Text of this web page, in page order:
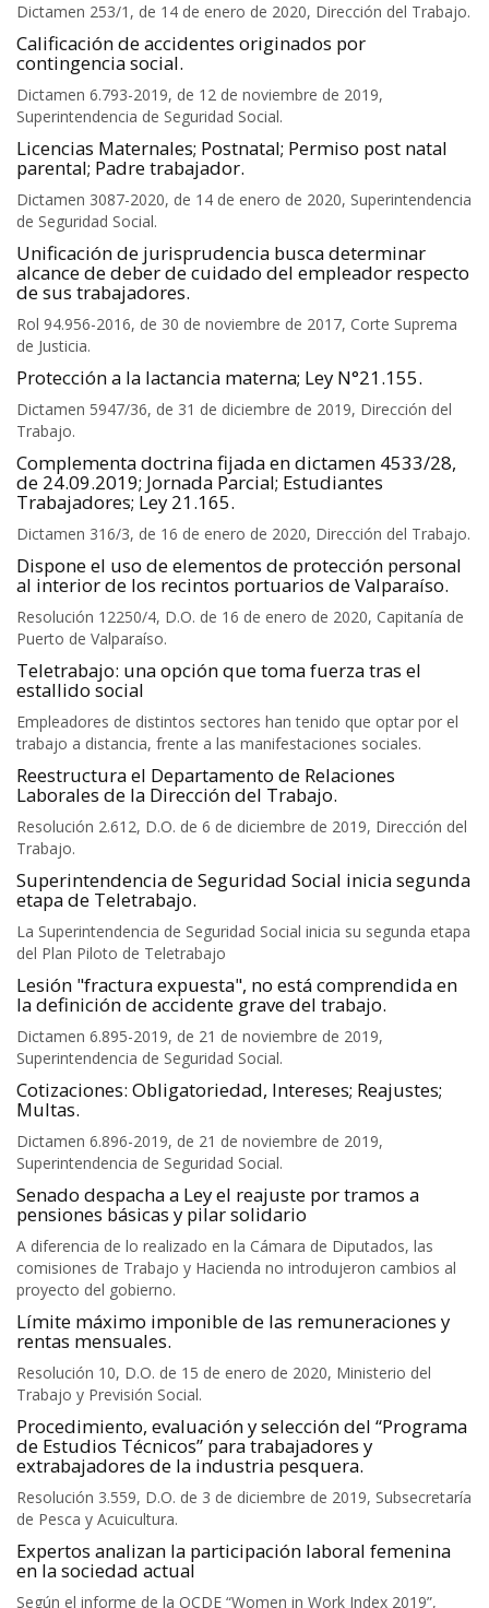
Dictamen 253/1, de 14 de enero de 2020, Dirección del Trabajo.
Calificación de accidentes originados por
contingencia social.
Dictamen 6.793-2019, de 12 de noviembre de 2019,
Superintendencia de Seguridad Social.
Licencias Maternales; Postnatal; Permiso post natal
parental; Padre trabajador.
Dictamen 3087-2020, de 14 de enero de 2020, Superintendencia
de Seguridad Social.
Unificación de jurisprudencia busca determinar
alcance de deber de cuidado del empleador respecto
de sus trabajadores.
Rol 94.956-2016, de 30 de noviembre de 2017, Corte Suprema
de Justicia.
Protección a la lactancia materna; Ley N°21.155.
Dictamen 5947/36, de 31 de diciembre de 2019, Dirección del
Trabajo.
Complementa doctrina fijada en dictamen 4533/28,
de 24.09.2019; Jornada Parcial; Estudiantes
Trabajadores; Ley 21.165.
Dictamen 316/3, de 16 de enero de 2020, Dirección del Trabajo.
Dispone el uso de elementos de protección personal
al interior de los recintos portuarios de Valparaíso.
Resolución 12250/4, D.O. de 16 de enero de 2020, Capitanía de
Puerto de Valparaíso.
Teletrabajo: una opción que toma fuerza tras el
estallido social
Empleadores de distintos sectores han tenido que optar por el
trabajo a distancia, frente a las manifestaciones sociales.
Reestructura el Departamento de Relaciones
Laborales de la Dirección del Trabajo.
Resolución 2.612, D.O. de 6 de diciembre de 2019, Dirección del
Trabajo.
Superintendencia de Seguridad Social inicia segunda
etapa de Teletrabajo.
La Superintendencia de Seguridad Social inicia su segunda etapa
del Plan Piloto de Teletrabajo
Lesión "fractura expuesta", no está comprendida en
la definición de accidente grave del trabajo.
Dictamen 6.895-2019, de 21 de noviembre de 2019,
Superintendencia de Seguridad Social.
Cotizaciones: Obligatoriedad, Intereses; Reajustes;
Multas.
Dictamen 6.896-2019, de 21 de noviembre de 2019,
Superintendencia de Seguridad Social.
Senado despacha a Ley el reajuste por tramos a
pensiones básicas y pilar solidario
A diferencia de lo realizado en la Cámara de Diputados, las
comisiones de Trabajo y Hacienda no introdujeron cambios al
proyecto del gobierno.
Límite máximo imponible de las remuneraciones y
rentas mensuales.
Resolución 10, D.O. de 15 de enero de 2020, Ministerio del
Trabajo y Previsión Social.
Procedimiento, evaluación y selección del “Programa
de Estudios Técnicos” para trabajadores y
extrabajadores de la industria pesquera.
Resolución 3.559, D.O. de 3 de diciembre de 2019, Subsecretaría
de Pesca y Acuicultura.
Expertos analizan la participación laboral femenina
en la sociedad actual
Según el informe de la OCDE “Women in Work Index 2019”,